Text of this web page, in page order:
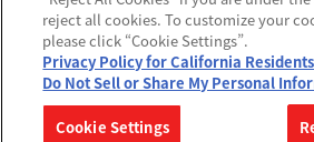
©BANDAI
▼コピーライト一覧を表
reject all cookies. To customize your
please click “Cookie Settings”.
Privacy Policy for California Residents
Do Not Sell or Share My Personal
Cookie Settings